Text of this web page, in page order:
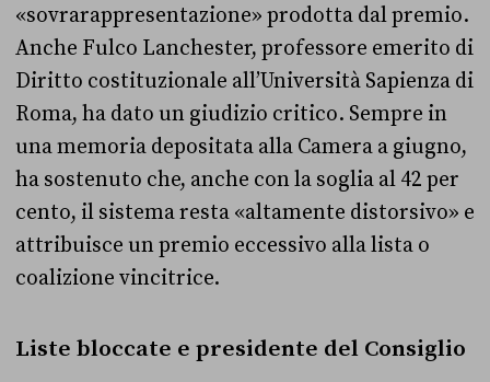
«sovrarappresentazione» prodotta dal premio.
Anche Fulco Lanchester, professore emerito di
Diritto costituzionale all’Università Sapienza di
Roma, ha dato un giudizio critico. Sempre in
una memoria depositata alla Camera a giugno,
ha sostenuto che, anche con la soglia al 42 per
cento, il sistema resta «altamente distorsivo» e
attribuisce un premio eccessivo alla lista o
coalizione vincitrice.
Liste bloccate e presidente del Consiglio